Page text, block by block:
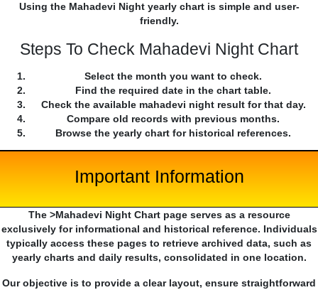
Using the Mahadevi Night yearly chart is simple and user-
friendly.
Steps To Check Mahadevi Night Chart
Select the month you want to check.
Find the required date in the chart table.
Check the available mahadevi night result for that day.
Compare old records with previous months.
Browse the yearly chart for historical references.
Important Information
The >Mahadevi Night Chart page serves as a resource
exclusively for informational and historical reference. Individuals
typically access these pages to retrieve archived data, such as
yearly charts and daily results, consolidated in one location.
Our objective is to provide a clear layout, ensure straightforward